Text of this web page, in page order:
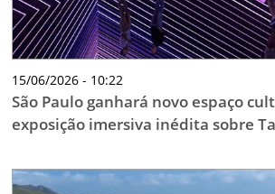
15/06/2026 - 10:22
São Paulo ganhará novo espaço
exposição imersiva inédita sobre